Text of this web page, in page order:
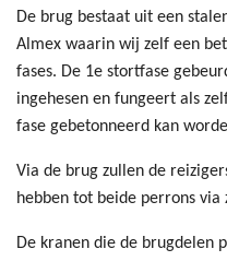
De brug bestaat uit een
Almex waarin wij zelf een
fases. De 1e stortfase
ingehesen en fungeert als
fase gebetonneerd kan
Via de brug zullen de
hebben tot beide perrons
De kranen die de brugdelen